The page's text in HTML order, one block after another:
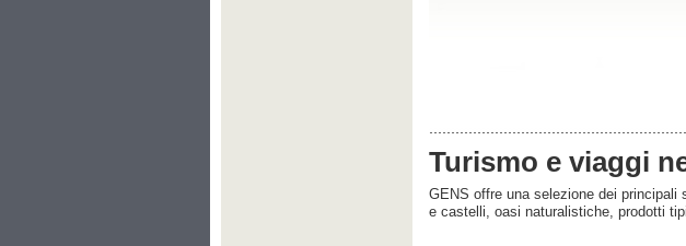
Turismo e viaggi
GENS offre una selezione dei
e castelli, oasi naturalistiche, prodotti